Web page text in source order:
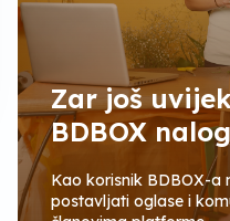
Zar još
BDBOX
Kao korisnik BDBOX-a
postavljati oglase i